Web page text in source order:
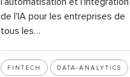
de l'IA pour les entreprises de
tous les…
FINTECH DATA-ANALYTICS